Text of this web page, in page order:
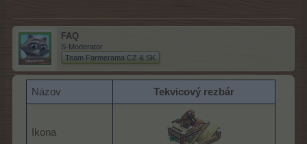
FAQ
S-Moderator
Team Farmerama CZ & SK
Názov Tekvicový rezbár
Ikona